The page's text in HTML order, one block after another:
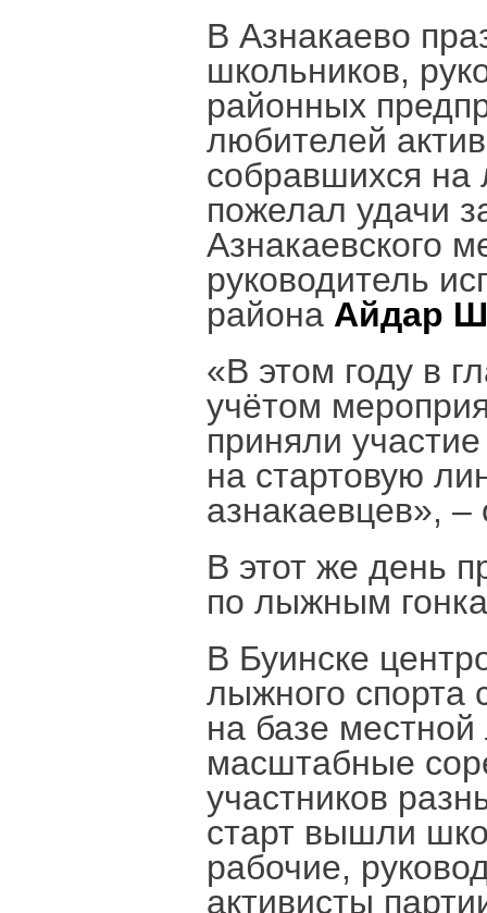
В Азнакаево
школьников,
районных
любителей
собравшихся на
пожелал удачи
Азнакаевского
руководитель
района Айдар
«В этом году в
учётом
приняли
на стартовую
азнакаевцев», –
В этот же день
по лыжным
В Буинске
лыжного спорта
на базе
масштабные
участников
старт вышли
рабочие,
активисты